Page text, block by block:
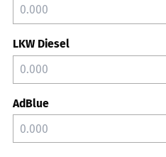
LKW Diesel
AdBlue